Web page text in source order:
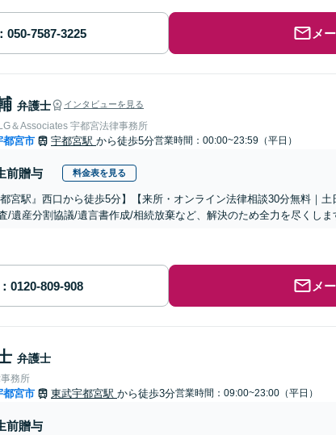
メ
弁護士 インタビューを見る
＆Associates 宇都宮法律事務所
都宮市 宇都宮駅 から徒歩5分営業時間：00:00~23:59（平日）
前贈与 料金表を見る
都宮駅』西口から徒歩5分】【来所・オンライン法律相談30分無料｜
/遺産分割協議/遺言書作成/相続放棄など、解決のため全力を尽くしま
メ
弁護士
務所
都宮市 東武宇都宮駅 から徒歩3分営業時間：09:00~23:00（平日）
前贈与